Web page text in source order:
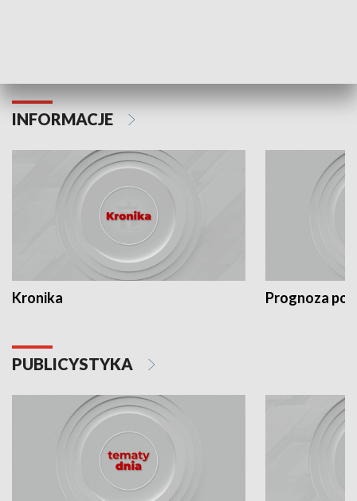
INFORMACJE
Kronika Prognoza
PUBLICYSTYKA